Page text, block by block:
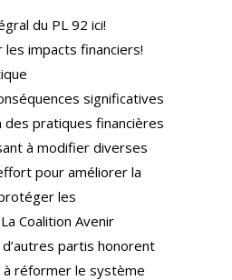
du PL 92 ici!
les impacts financiers!
significatives
des pratiques financières
à modifier diverses
pour améliorer la
les
Coalition Avenir
partis honorent
réformer le système